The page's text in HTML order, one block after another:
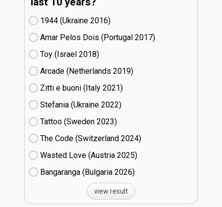
1944 (Ukraine
16)
Amar Pelos Dois (Portugal
17)
Toy (Israel
18)
Arcade (Netherlands
19)
Zitti e buoni​ (Italy
21)
Stefania (Ukraine
22)
Tattoo (Sweden
23)
The Code (Switzerland
24)
Wasted Love (Austria
25)
Bangaranga (Bulgaria
26)
view result